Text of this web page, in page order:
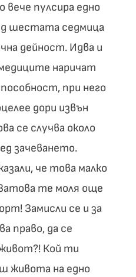
пулсира едно
шестата седмица
дейност. Идва и
наричат
при него
дори извън
се случва около
зачеването.
че това малко
те моля още
Замисли се и за
право, да се
Кой ти
живота на едно